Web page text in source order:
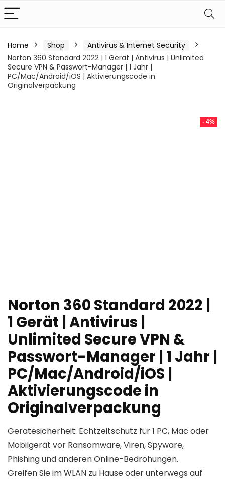
Home Shop
Antivirus & Internet Security
Norton 360 Standard 2022 | 1 Gerät | Antivirus | Unlimited
Secure VPN & Passwort-Manager | 1 Jahr |
PC/Mac/Android/iOS | Aktivierungscode in
Originalverpackung
- 4%
Norton 360 Standard 2022 |
1 Gerät | Antivirus |
Unlimited Secure VPN &
Passwort-Manager | 1 Jahr |
PC/Mac/Android/iOS |
Aktivierungscode in
Originalverpackung
Gerätesicherheit: Echtzeitschutz für 1 PC, Mac oder
Mobilgerät vor Ransomware, Viren, Spyware,
Phishing und anderen Online-Bedrohungen.
Greifen Sie im WLAN zu Hause oder unterwegs auf